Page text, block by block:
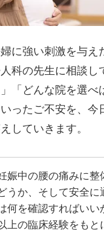
婦に強い刺激を与え
科の先生に相談し
「どんな院を選べ
ったご不安を、今
していきます。
娠中の腰の痛みに整
うか、そして安全に
何を確認すればい
上の臨床経験をもと